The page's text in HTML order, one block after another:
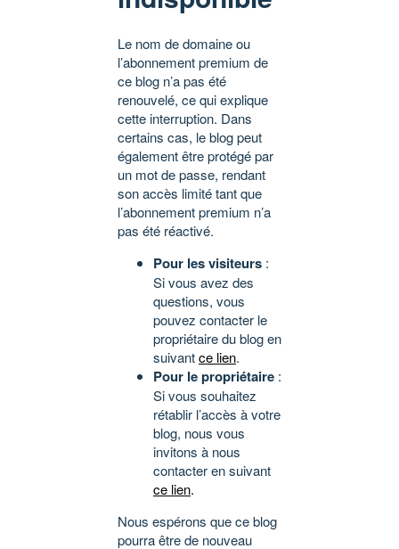
Le nom de domaine ou
l’abonnement premium de
ce blog n’a pas été
renouvelé, ce qui explique
cette interruption. Dans
certains cas, le blog peut
également être protégé par
un mot de passe, rendant
son accès limité tant que
l’abonnement premium n’a
pas été réactivé.
Pour les visiteurs :
Si vous avez des
questions, vous
pouvez contacter le
propriétaire du blog en
suivantce lien.
Pour le propriétaire :
Si vous souhaitez
rétablir l’accès à votre
blog, nous vous
invitons à nous
contacter en suivant
ce lien.
Nous espérons que ce blog
pourra être de nouveau